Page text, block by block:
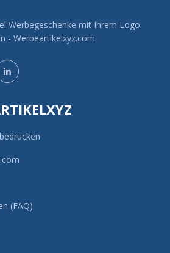
Werbegeschenke mit Ihrem Logo
- Werbeartikelxyz.com
(FAQ)